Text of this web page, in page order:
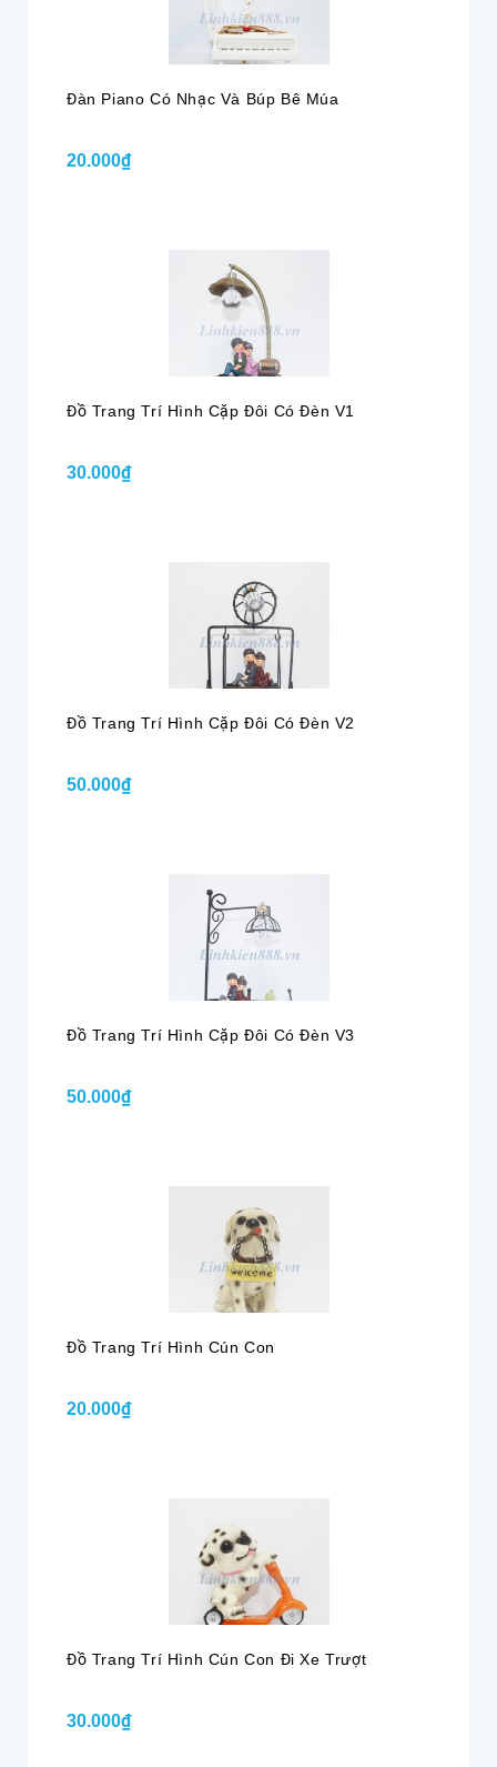
Đàn Piano Có Nhạc Và Búp Bê Múa
20.000₫
Đồ Trang Trí Hình Cặp Đôi Có Đèn V1
30.000₫
Đồ Trang Trí Hình Cặp Đôi Có Đèn V2
50.000₫
Đồ Trang Trí Hình Cặp Đôi Có Đèn V3
50.000₫
Đồ Trang Trí Hình Cún Con
20.000₫
Đồ Trang Trí Hình Cún Con Đi Xe Trượt
30.000₫